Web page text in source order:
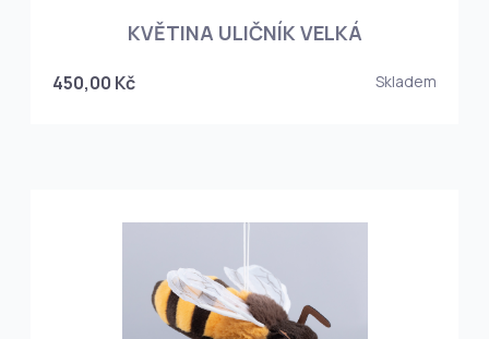
KVĚTINA ULIČNÍK VELKÁ
450,00 Kč Skladem